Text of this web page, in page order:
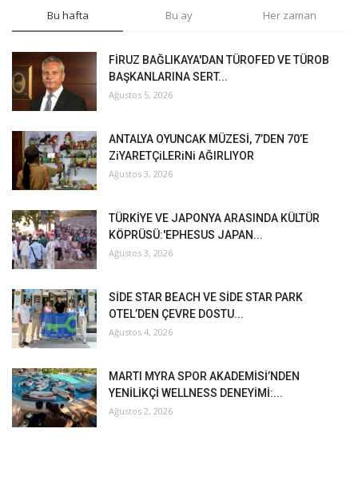
Bu hafta Bu ay Her zaman
FİRUZ BAĞLIKAYA'DAN TÜROFED VE TÜROB
BAŞKANLARINA SERT...
Ağustos 5, 2026
ANTALYA OYUNCAK MÜZESİ, 7’DEN 70’E
ZiYARETÇiLERiNi AĞIRLIYOR
Ağustos 3, 2026
TÜRKİYE VE JAPONYA ARASINDA KÜLTÜR
KÖPRÜSÜ:'EPHESUS JAPAN...
Ağustos 3, 2026
SİDE STAR BEACH VE SİDE STAR PARK
OTEL’DEN ÇEVRE DOSTU...
Ağustos 4, 2026
MARTI MYRA SPOR AKADEMİSİ’NDEN
YENİLİKÇİ WELLNESS DENEYİMİ:...
Ağustos 2, 2026